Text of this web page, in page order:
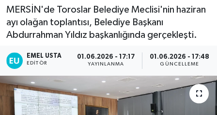
MERSİN'de Toroslar Belediye Meclisi'nin haziran
ayı olağan toplantısı, Belediye Başkanı
Abdurrahman Yıldız başkanlığında gerçekleşti.
EMEL USTA
EDITÖR
01.06.2026 - 17:17
YAYINLANMA
01.06.2026 - 17:48
GÜNCELLEME